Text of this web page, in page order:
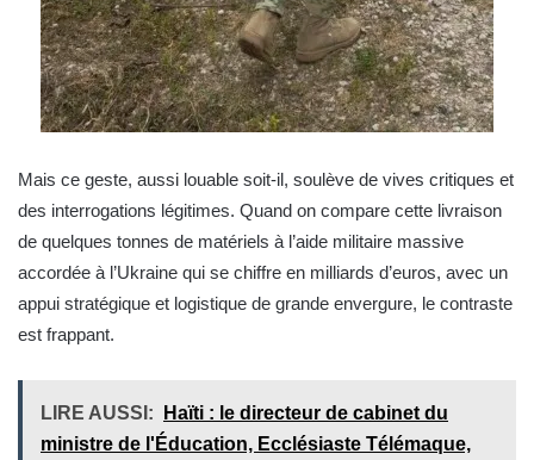
Mais ce geste, aussi louable soit-il, soulève de vives critiques et
des interrogations légitimes. Quand on compare cette livraison
de quelques tonnes de matériels à l’aide militaire massive
accordée à l’Ukraine qui se chiffre en milliards d’euros, avec un
appui stratégique et logistique de grande envergure, le contraste
est frappant.
LIRE AUSSI:
Haïti : le directeur de cabinet du
ministre de l'Éducation, Ecclésiaste Télémaque,